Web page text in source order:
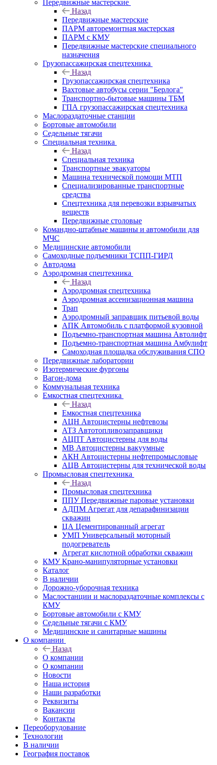
Передвижные мастерские
Назад
Передвижные мастерские
ПАРМ авторемонтная мастерская
ПАРМ с КМУ
Передвижные мастерские специального
назначения
Грузопассажирская спецтехника
Назад
Грузопассажирская спецтехника
Вахтовые автобусы серии "Берлога"
Транспортно-бытовые машины ТБМ
ГПА грузопассажирская спецтехника
Маслораздаточные станции
Бортовые автомобили
Седельные тягачи
Специальная техника
Назад
Специальная техника
Транспортные эвакуаторы
Машина технической помощи МТП
Специализированные транспортные
средства
Спецтехника для перевозки взрывчатых
веществ
Передвижные столовые
Командно-штабные машины и автомобили для
МЧС
Медицинские автомобили
Самоходные подъемники ТСПП-ГИРД
Автодома
Аэродромная спецтехника
Назад
Аэродромная спецтехника
Аэродромная ассенизационная машина
Трап
Аэродромный заправщик питьевой воды
АПК Автомобиль с платформой кузовной
Подъемно-транспортная машина Автолифт
Подъемно-транспортная машина Амбулифт
Самоходная площадка обслуживания СПО
Передвижные лаборатории
Изотермические фургоны
Вагон-дома
Коммунальная техника
Емкостная спецтехника
Назад
Емкостная спецтехника
АЦН Автоцистерны нефтевозы
АТЗ Автотопливозаправщики
АЦПТ Автоцистерны для воды
МВ Автоцистерны вакуумные
АКН Автоцистерны нефтепромысловые
АЦВ Автоцистерны для технической воды
Промысловая спецтехника
Назад
Промысловая спецтехника
ППУ Передвижные паровые установки
АДПМ Агрегат для депарафинизации
скважин
ЦА Цементированный агрегат
УМП Универсальный моторный
подогреватель
Агрегат кислотной обработки скважин
КМУ Крано-манипуляторные установки
Каталог
В наличии
Дорожно-уборочная техника
Маслостанции и маслораздаточные комплексы с
КМУ
Бортовые автомобили с КМУ
Седельные тягачи с КМУ
Медицинские и санитарные машины
О компании
Назад
О компании
О компании
Новости
Наша история
Наши разработки
Реквизиты
Вакансии
Контакты
Переоборудование
Технологии
В наличии
География поставок